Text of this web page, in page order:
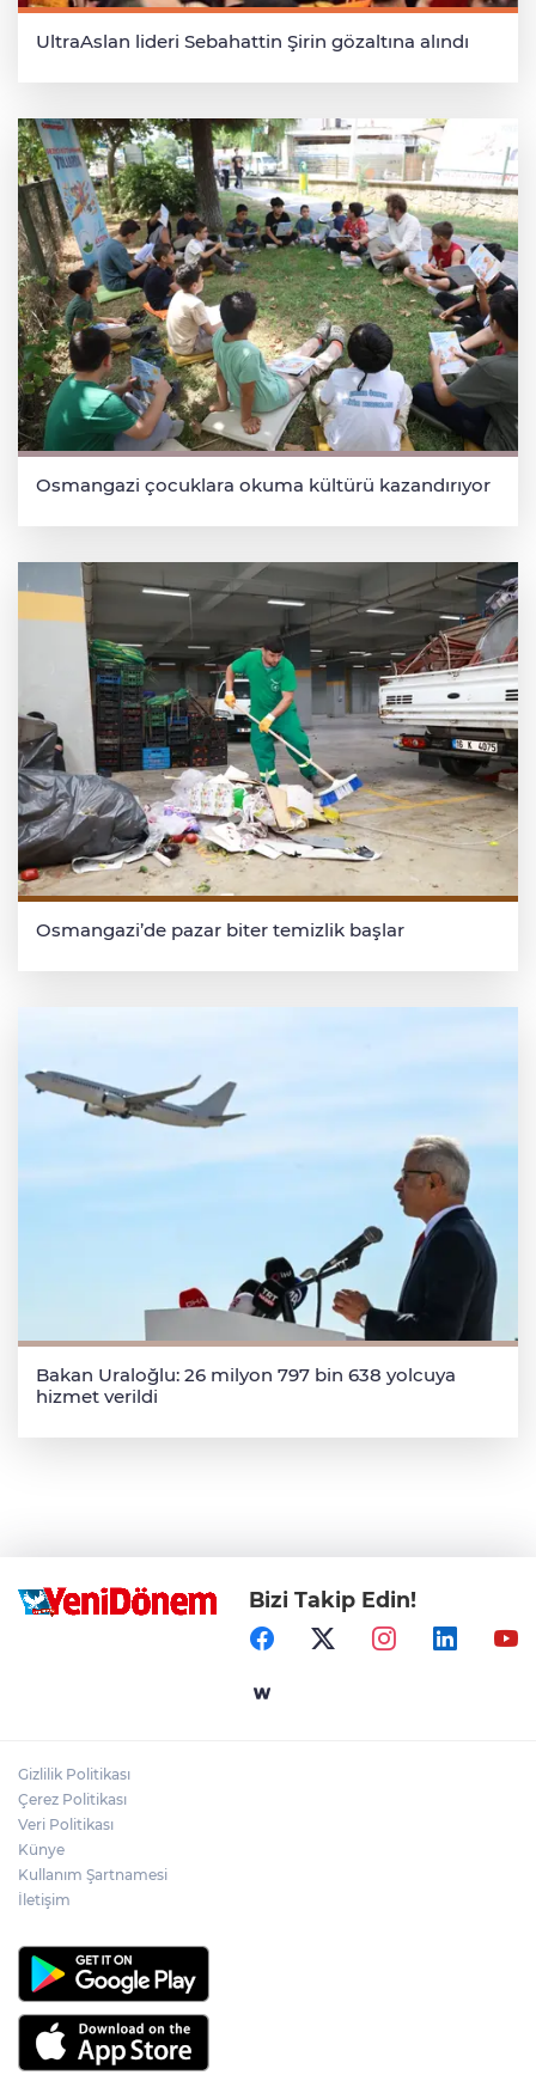
UltraAslan lideri Sebahattin Şirin gözaltına alındı
Osmangazi çocuklara okuma kültürü kazandırıyor
Osmangazi’de pazar biter temizlik başlar
Bakan Uraloğlu: 26 milyon 797 bin 638 yolcuya
hizmet verildi
Bizi Takip Edin!
Gizlilik Politikası
Çerez Politikası
Veri Politikası
Künye
Kullanım Şartnamesi
İletişim